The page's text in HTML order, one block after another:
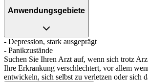
Anwendungsgebiete
- Depression, stark ausgeprägt
- Panikzustände
Suchen Sie Ihren Arzt auf, wenn sich trotz
Ihre Erkrankung verschlechtert, vor allem
entwickeln, sich selbst zu verletzen oder sich